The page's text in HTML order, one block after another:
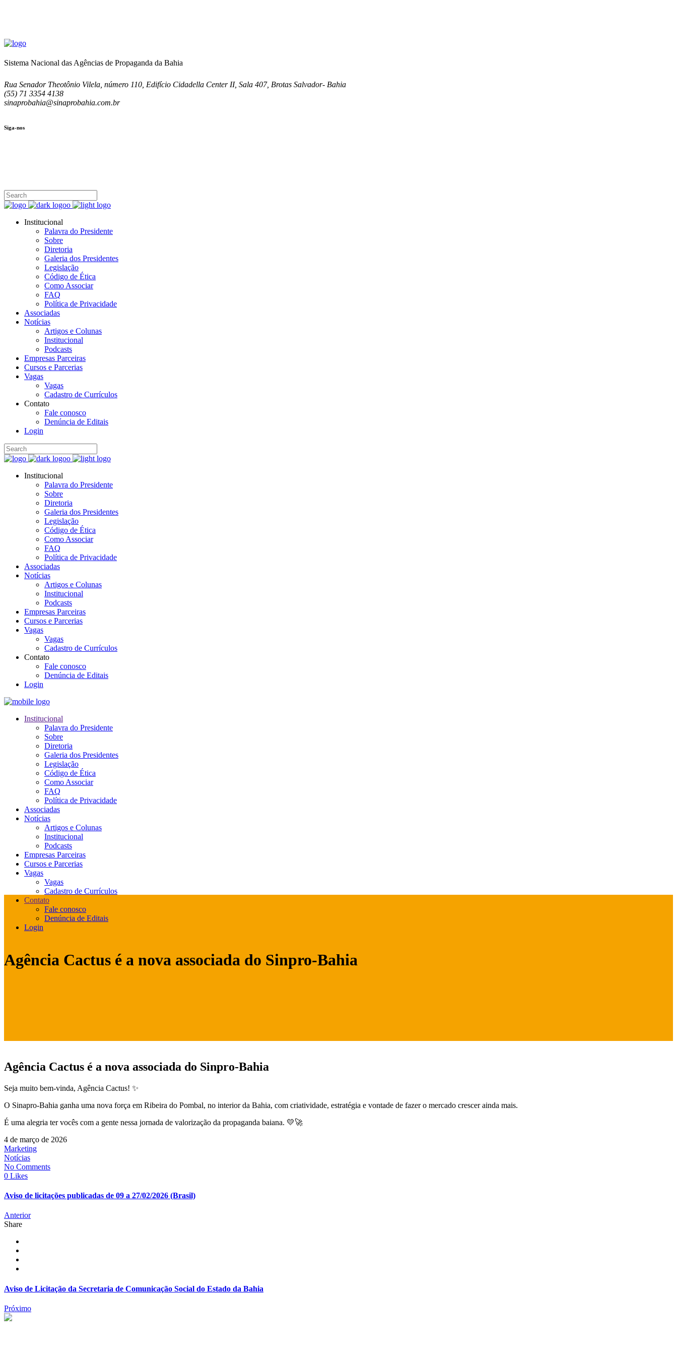
Sistema Nacional das Agências de Propaganda da Bahia
Rua Senador Theotônio Vilela, número 110, Edifício Cidadella Center II, Sala 407, Brotas Salvador- Bahia
(55) 71 3354 4138
sinaprobahia@sinaprobahia.com.br
Siga-nos
Institucional
Palavra do Presidente
Sobre
Diretoria
Galeria dos Presidentes
Legislação
Código de Ética
Como Associar
FAQ
Política de Privacidade
Associadas
Notícias
Artigos e Colunas
Institucional
Podcasts
Empresas Parceiras
Cursos e Parcerias
Vagas
Vagas
Cadastro de Currículos
Contato
Fale conosco
Denúncia de Editais
Login
Institucional
Palavra do Presidente
Sobre
Diretoria
Galeria dos Presidentes
Legislação
Código de Ética
Como Associar
FAQ
Política de Privacidade
Associadas
Notícias
Artigos e Colunas
Institucional
Podcasts
Empresas Parceiras
Cursos e Parcerias
Vagas
Vagas
Cadastro de Currículos
Contato
Fale conosco
Denúncia de Editais
Login
Institucional
Palavra do Presidente
Sobre
Diretoria
Galeria dos Presidentes
Legislação
Código de Ética
Como Associar
FAQ
Política de Privacidade
Associadas
Notícias
Artigos e Colunas
Institucional
Podcasts
Empresas Parceiras
Cursos e Parcerias
Vagas
Vagas
Cadastro de Currículos
Contato
Fale conosco
Denúncia de Editais
Login
Agência Cactus é a nova associada do Sinpro-Bahia
Agência Cactus é a nova associada do Sinpro-Bahia
Seja muito bem-vinda, Agência Cactus! ✨
O Sinapro-Bahia ganha uma nova força em Ribeira do Pombal, no interior da Bahia, com criatividade, estratégia e vontade de fazer o mercado crescer ainda mais.
É uma alegria ter vocês com a gente nessa jornada de valorização da propaganda baiana. 💛🚀
4 de março de 2026
Marketing
Notícias
No Comments
0 Likes
Aviso de licitações publicadas de 09 a 27/02/2026 (Brasil)
Anterior
Share
Aviso de Licitação da Secretaria de Comunicação Social do Estado da Bahia
Próximo